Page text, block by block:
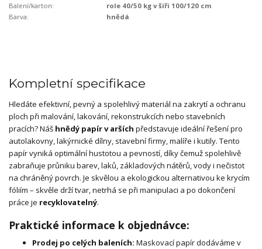
Balení/karton:
role 40/50 kg v šíři 100/120 cm
Barva:
hnědá
Kompletní specifikace
Hledáte efektivní, pevný a spolehlivý materiál na zakrytí a ochranu
ploch při malování, lakování, rekonstrukcích nebo stavebních
pracích? Náš hnědý papír v arších představuje ideální řešení pro
autolakovny, lakýrnické dílny, stavební firmy, malíře i kutily. Tento
papír vyniká optimální hustotou a pevností, díky čemuž spolehlivě
zabraňuje průniku barev, laků, základových nátěrů, vody i nečistot
na chráněný povrch. Je skvělou a ekologickou alternativou ke krycím
fóliím – skvěle drží tvar, netrhá se při manipulaci a po dokončení
práce je recyklovatelný.
Praktické informace k objednávce:
Prodej po celých baleních: Maskovací papír dodáváme v